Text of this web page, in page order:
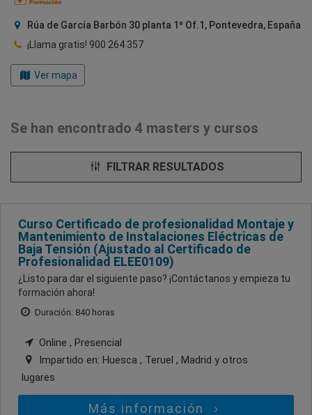
Rúa de García Barbón 30 planta 1º Of.1, Pontevedra, España
¡Llama gratis! 900 264 357
Ver mapa
Se han encontrado 4 masters y cursos
FILTRAR RESULTADOS
Curso Certificado de profesionalidad Montaje y
Mantenimiento de Instalaciones Eléctricas de
Baja Tensión (Ajustado al Certificado de
Profesionalidad ELEE0109)
¿Listo para dar el siguiente paso? ¡Contáctanos y empieza tu
formación ahora!
Duración: 840 horas
Online , Presencial
Impartido en: Huesca , Teruel , Madrid y otros
lugares
Más información